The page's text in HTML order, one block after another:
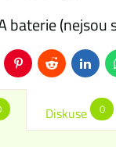
baterie (nejsou
PinterestReddit
Diskuse 0